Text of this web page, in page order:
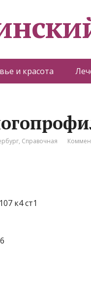
и красота
, Справочная
к4 ст1